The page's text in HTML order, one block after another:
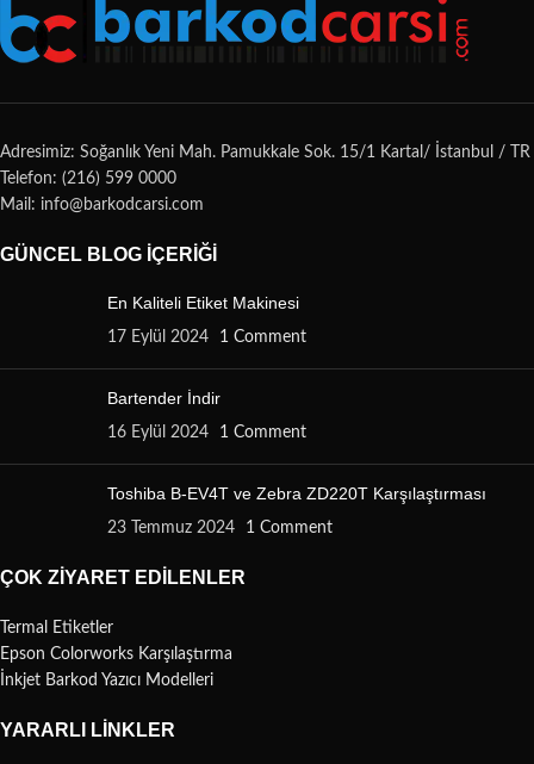
Adresimiz: Soğanlık Yeni Mah. Pamukkale Sok. 15/1 Kartal/ İstanbul / TR
Telefon: (216) 599 0000
Mail: info@barkodcarsi.com
GÜNCEL BLOG İÇERIĞI
En Kaliteli Etiket Makinesi
17 Eylül 2024 1 Comment
Bartender İndir
16 Eylül 2024 1 Comment
Toshiba B-EV4T ve Zebra ZD220T Karşılaştırması
23 Temmuz 2024 1 Comment
ÇOK ZIYARET EDILENLER
Termal Etiketler
Epson Colorworks Karşılaştırma
İnkjet Barkod Yazıcı Modelleri
YARARLI LINKLER